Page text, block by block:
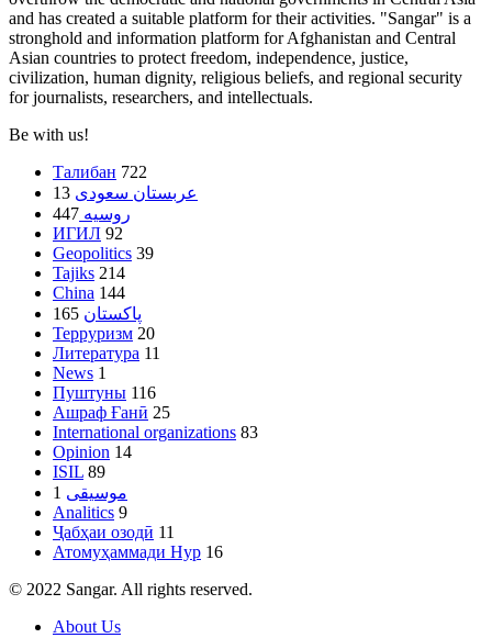
and has created a suitable platform for their activities. "Sangar" is a
stronghold and information platform for Afghanistan and Central
Asian countries to protect freedom, independence, justice,
civilization, human dignity, religious beliefs, and regional security
for journalists, researchers, and intellectuals.
Be with us!
Талибан 722
عربستان سعودی 13
روسیه 447
ИГИЛ 92
Geopolitics 39
Tajiks 214
China 144
پاکستان 165
Терруризм 20
Литература 11
News 1
Пуштуны 116
Ашраф Ғанӣ 25
International organizations 83
Opinion 14
ISIL 89
موسیقی 1
Analitics 9
Ҷабҳаи озодӣ 11
Атомуҳаммади Нур 16
© 2022 Sangar. All rights reserved.
About Us